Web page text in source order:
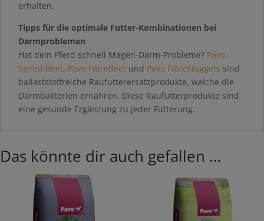
erhalten.
Tipps für die optimale Futter-Kombinationen bei
Darmproblemen
Hat dein Pferd schnell Magen-Darm-Probleme? Pavo
SpeediBeet, Pavo FibreBeet und Pavo FibreNuggets sind
ballaststoffreiche Raufutterersatzprodukte, welche die
Darmbakterien ernähren. Diese Raufutterprodukte sind
eine gesunde Ergänzung zu jeder Fütterung.
Das könnte dir auch gefallen …